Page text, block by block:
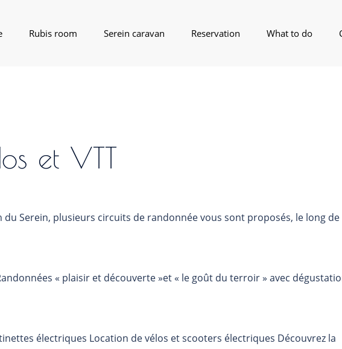
Rubis room Serein caravan Reservation What to do
et VTT
du Serein, plusieurs circuits de randonnée vous sont proposés, le long
« plaisir et découverte »et « le goût du terroir » avec
électriques Location de vélos et scooters électriques Découvrez la